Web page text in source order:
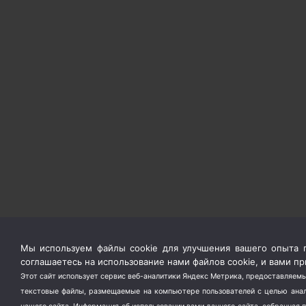
Мы используем файлы cookie для улучшения вашего опыта
соглашаетесь на использование нами файлов cookie, и вами
Этот сайт использует сервис веб-аналитики Яндекс Метрика,
текстовые файлы, размещаемые на компьютере пользователей с целью